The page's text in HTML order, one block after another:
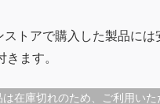
ストアで購入した製品には
ます。
在庫切れのため、ご利用いた